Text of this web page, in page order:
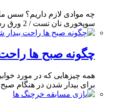
سوپخوری نان تست / 2 ورق رست
چگونه صبح ها
همه چیزهایی که در مورد
برای بیدار شدن در هنگام صبح